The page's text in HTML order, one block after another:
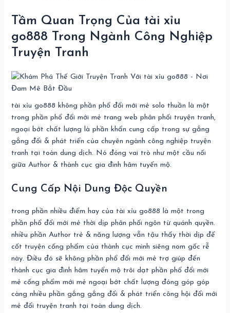
Tầm Quan Trọng Của tài xỉu
go888 Trong Ngành Công Nghiệp
Truyện Tranh
tài xỉu go888 không phần phổ đổi mới mẻ solo thuần là một
trong phần phổ đổi mới mẻ trang web phân phối truyện tranh,
ngoại bớt chất lượng là phần khẩn cung cấp trong sự gắng
gắng đổi & phát triển của chuyên ngành công nghiệp truyện
tranh tại toàn dung dịch. Nó đóng vai trò như một cầu nối
giữa Author & thành cục gia đình hâm tuyển mộ.
Cung Cấp Nội Dung Độc Quyền
trong phần nhiều điểm hay của tài xỉu go888 là một trong
phần phổ đổi mới mẻ thời dịp phân phối ngôn từ quánh quyền.
nhiều phần Author trẻ & năng lượng vẫn tậu thấy thời dịp để
cốt truyện cống phẩm của thành cục mình siêng nom gốc rễ
này. Điều đó sẽ không phần phổ đổi mới mẻ trợ giúp đến
thành cục gia đình hâm tuyển mộ trôi dạt phần phổ đổi mới
mẻ cống phẩm mới mẻ ngoại bớt chất lượng đóng góp góp
càng nhiều phần gắng gắng đổi & phát triển công hội đổi mới
mẻ đổi truyện tranh tại toàn dung dịch.